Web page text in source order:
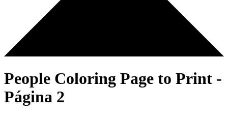
People Coloring Page to Print -
Página 2